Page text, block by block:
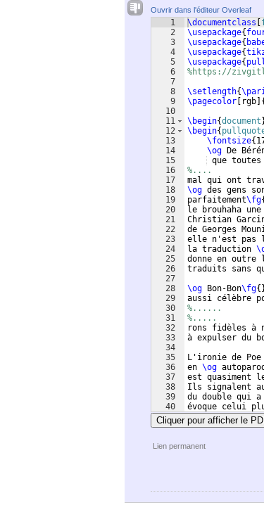
Ouvrir dans l'éditeur Overleaf
1
2
3
4
5
6
7
8
9
10
11
12
13
14
15
16
17
18
19
20
21
22
23
24
25
26
27
28
29
30
31
32
33
34
35
36
37
38
39
40
41
\documentclass
\usepackage{
\usepackage{
\usepackage{
\usepackage{
%https://
\setlength{
\pagecolor
rgb {
\begin{document
\begin{
\fontsize{
\og De
que
%....
mal qui ont
\og des gens
parfaitement\fg{
le brouhaha
Christian
de Georges
elle n'est pas
la traduction
donne en outre
traduits sans
\og Bon-Bon\fg{
aussi célèbre
%......
%.....
rons fidèles à
à expulser du
L'ironie de
en \og
est quasiment
Ils signalent
du double qui a
évoque celui
dans la
Cliquer pour afficher le
Lien permanent